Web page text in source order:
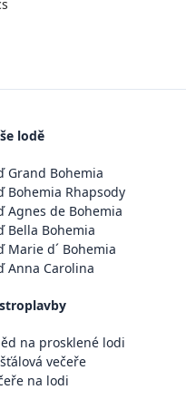
lodě
Grand Bohemia
Bohemia Rhapsody
Agnes de Bohemia
Bella Bohemia
Marie d´ Bohemia
Anna Carolina
na prosklené lodi
večeře
na lodi